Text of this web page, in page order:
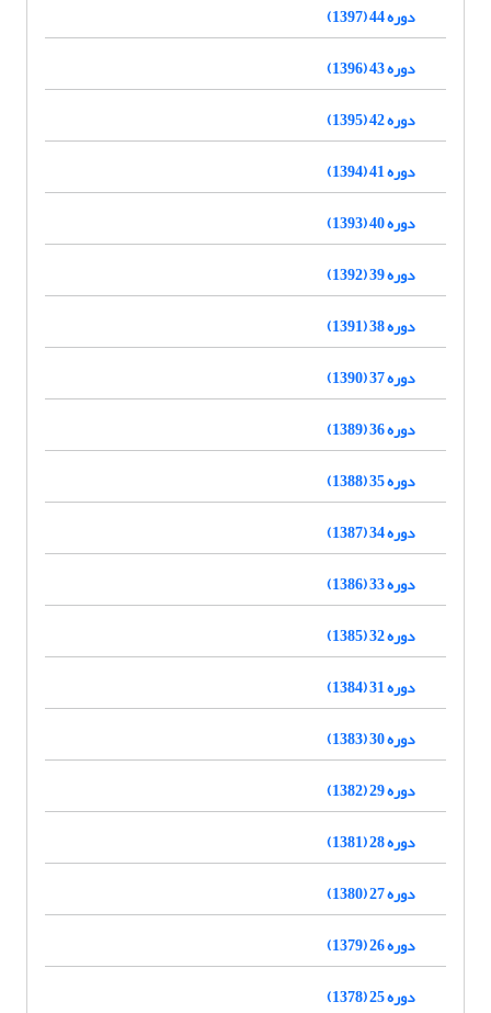
دوره 44 (1397)
دوره 43 (1396)
دوره 42 (1395)
دوره 41 (1394)
دوره 40 (1393)
دوره 39 (1392)
دوره 38 (1391)
دوره 37 (1390)
دوره 36 (1389)
دوره 35 (1388)
دوره 34 (1387)
دوره 33 (1386)
دوره 32 (1385)
دوره 31 (1384)
دوره 30 (1383)
دوره 29 (1382)
دوره 28 (1381)
دوره 27 (1380)
دوره 26 (1379)
دوره 25 (1378)